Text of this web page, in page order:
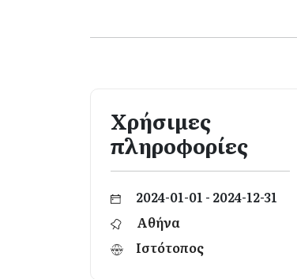
Χρήσιμες
πληροφορίες
2024-01-01 - 2024-12-31
Αθήνα
Ιστότοπος